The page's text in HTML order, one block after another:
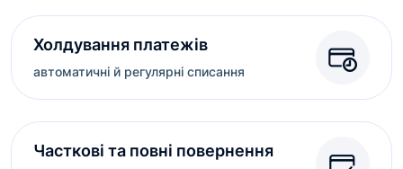
Холдування платежів
автоматичні й регулярні списання
Часткові та повні повернення